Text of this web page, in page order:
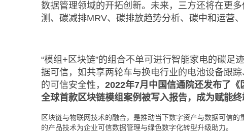
数据管理领域的开拓创新。未来，三方还将在更
测、碳减排MRV、碳排放趋势分析、碳中和运营
“模组+区块链”的组合不单可进行智能家电的碳足
据可信，如共享两轮车与换电行业的电池设备跟
的可信安全性， 2022年7月中国信通院还发布了
全球首款区块链模组案例被写入报告，成为赋能终
区块链与物联网技术的融合，是推动当下数字资产与数据可信
的产品技术为企业可信数据管理与绿色数字化转型升级助力。